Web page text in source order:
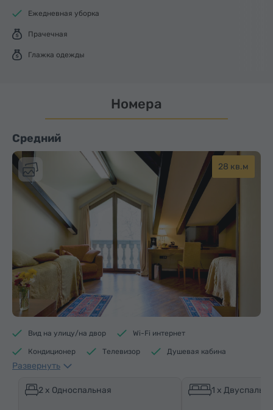
Ежедневная уборка
Прачечная
Глажка одежды
Средний
28 кв.м
Вид на улицу/на двор Wi-Fi интернет
Кондиционер Телевизор Душевая кабина
Доступ в бассейн
Доступ в сауну Средства гигиены Полотенца
Развернуть
2 x Односпальная 1 x
Номера